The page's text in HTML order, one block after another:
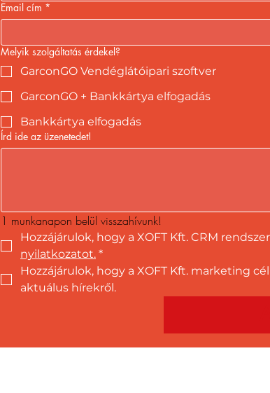
Email cím *
Melyik szolgáltatás érdekel?
GarconGO Vendéglátóipari szoftver
GarconGO + Bankkártya elfogadás
Bankkártya elfogadás
Írd ide az üzenetedet!
1 munkanapon belül visszahívunk!
Hozzájárulok, hogy a XOFT Kft. CRM
nyilatkozatot. *
Hozzájárulok, hogy a XOFT Kft. marketing
aktuálus hírekről.